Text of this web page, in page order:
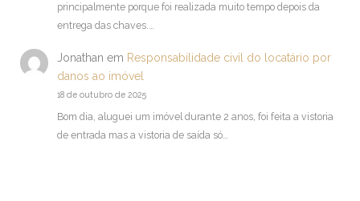
principalmente porque foi realizada muito tempo depois da
entrega das chaves.…
Jonathan em Responsabilidade civil do locatário por
danos ao imóvel
18 de outubro de 2025
Bom dia, aluguei um imóvel durante 2 anos, foi feita a vistoria
de entrada mas a vistoria de saída só…